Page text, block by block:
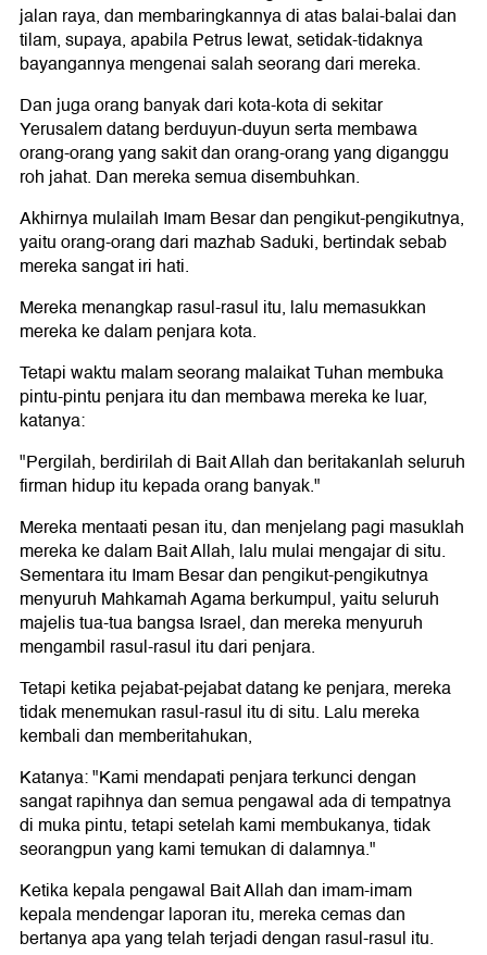
jalan raya, dan membaringkannya di atas balai-balai dan
tilam, supaya, apabila Petrus lewat, setidak-tidaknya
bayangannya mengenai salah seorang dari mereka.
Dan juga orang banyak dari kota-kota di sekitar
Yerusalem datang berduyun-duyun serta membawa
orang-orang yang sakit dan orang-orang yang diganggu
roh jahat. Dan mereka semua disembuhkan.
Akhirnya mulailah Imam Besar dan pengikut-pengikutnya,
yaitu orang-orang dari mazhab Saduki, bertindak sebab
mereka sangat iri hati.
Mereka menangkap rasul-rasul itu, lalu memasukkan
mereka ke dalam penjara kota.
Tetapi waktu malam seorang malaikat Tuhan membuka
pintu-pintu penjara itu dan membawa mereka ke luar,
katanya:
"Pergilah, berdirilah di Bait Allah dan beritakanlah seluruh
firman hidup itu kepada orang banyak."
Mereka mentaati pesan itu, dan menjelang pagi masuklah
mereka ke dalam Bait Allah, lalu mulai mengajar di situ.
Sementara itu Imam Besar dan pengikut-pengikutnya
menyuruh Mahkamah Agama berkumpul, yaitu seluruh
majelis tua-tua bangsa Israel, dan mereka menyuruh
mengambil rasul-rasul itu dari penjara.
Tetapi ketika pejabat-pejabat datang ke penjara, mereka
tidak menemukan rasul-rasul itu di situ. Lalu mereka
kembali dan memberitahukan,
Katanya: "Kami mendapati penjara terkunci dengan
sangat rapihnya dan semua pengawal ada di tempatnya
di muka pintu, tetapi setelah kami membukanya, tidak
seorangpun yang kami temukan di dalamnya."
Ketika kepala pengawal Bait Allah dan imam-imam
kepala mendengar laporan itu, mereka cemas dan
bertanya apa yang telah terjadi dengan rasul-rasul itu.